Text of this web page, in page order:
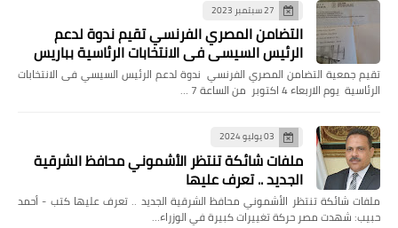
27 سبتمبر 2023
التضامن المصري الفرنسي تقيم ندوة لدعم
الرئيس السيسي فى الانتخابات الرئاسية بباريس
تقيم جمعية التضامن المصري الفرنسي ندوة لدعم الرئيس السيسي فى الانتخابات
الرئاسية يوم الاربعاء 4 اكتوبر من الساعة 7 …
03 يوليو 2024
ملفات شائكة تنتظر الأشموني محافظ الشرقية
الجديد .. تعرف عليها
ملفات شائكة تنتظر الأشموني محافظ الشرقية الجديد .. تعرف عليها كتب - أحمد
حبيب: شهدت مصر حركة تغييرات كبيرة في الوزراء…